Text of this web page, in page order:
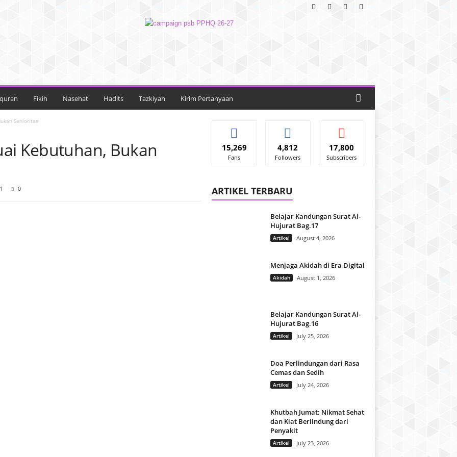
Fikih Nasehat Hadits Tazkiyah Kirim Pertanyaan
Senioritas
Kebutuhan, Bukan
0
15,269
Fans
4,812
Followers
17,800
Subscribers
ARTIKEL TERBARU
Belajar Kandungan Surat Al-
Hujurat Bag.17
Artikel August 4, 2026
Menjaga Akidah di Era Digital
Akidah August 1, 2026
Belajar Kandungan Surat Al-
Hujurat Bag.16
Artikel July 25, 2026
Doa Perlindungan dari Rasa
Cemas dan Sedih
Artikel July 24, 2026
Khutbah Jumat: Nikmat Sehat
dan Kiat Berlindung dari
Penyakit
Artikel July 23, 2026